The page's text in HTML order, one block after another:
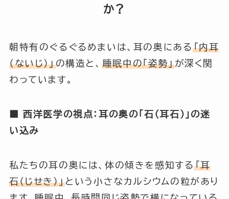
か？
朝特有のぐるぐるめまいは、耳の奥にある 「内耳
（ないじ）」の構造と、 睡眠中の「姿勢」が深く関
わっています。
■ 西洋医学の視点：耳の奥の「石（耳石）」の迷
い込み
私たちの耳の奥には、体の傾きを感知する 「耳
石（じせき）」 という小さなカルシウムの粒があり